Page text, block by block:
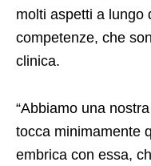
molti aspetti a
competenze, che
clinica.
“Abbiamo una
tocca minimamente
embrica con essa,